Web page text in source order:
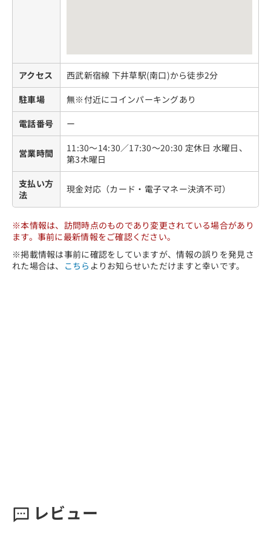
アクセス
西武新宿線 下井草駅(南口)から徒歩2分
駐車場
無※付近にコインパーキングあり
電話番号
ー
営業時間
11:30～14:30／17:30～20:30 定休日 水曜日、
第3木曜日
支払い方
法
現金対応（カード・電子マネー決済不可）
※本情報は、訪問時点のものであり変更されている場合があり
ます。事前に最新情報をご確認ください。
※掲載情報は事前に確認をしていますが、情報の誤りを発見さ
れた場合は、 こちら よりお知らせいただけますと幸いです。
レビュー